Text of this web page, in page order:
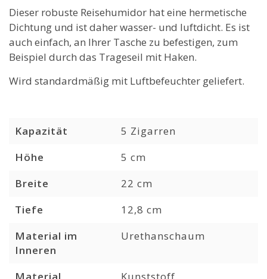
Dieser robuste Reisehumidor hat eine hermetische
Dichtung und ist daher wasser- und luftdicht. Es ist
auch einfach, an Ihrer Tasche zu befestigen, zum
Beispiel durch das Trageseil mit Haken.
Wird standardmäßig mit Luftbefeuchter geliefert.
Kapazität
5 Zigarren
Höhe
5 cm
Breite
22 cm
Tiefe
12,8 cm
Material im
Inneren
Urethanschaum